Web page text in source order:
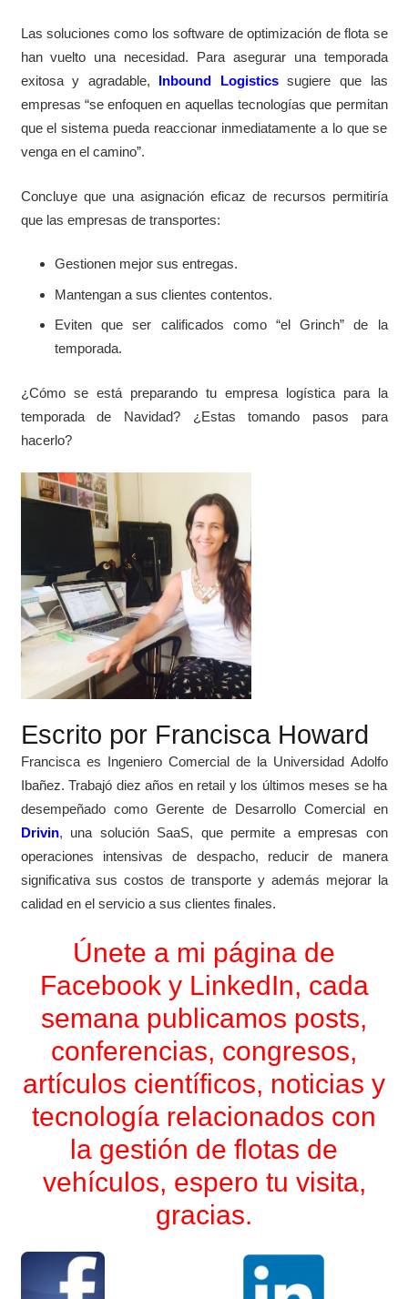
Las soluciones como los software de optimización de flota se
han vuelto una necesidad. Para asegurar una temporada
exitosa y agradable, Inbound Logisticssugiere que las
empresas “se enfoquen en aquellas tecnologías que permitan
que el sistema pueda reaccionar inmediatamente a lo que se
venga en el camino”.
Concluye que una asignación eficaz de recursos permitiría
que las empresas de transportes:
Gestionen mejor sus entregas.
Mantengan a sus clientes contentos.
Eviten que ser calificados como “el Grinch” de la
temporada.
¿Cómo se está preparando tu empresa logística para la
temporada de Navidad? ¿Estas tomando pasos para
hacerlo?
Escrito por Francisca Howard
Francisca es Ingeniero Comercial de la Universidad Adolfo
Ibañez. Trabajó diez años en retail y los últimos meses se ha
desempeñado como Gerente de Desarrollo Comercial en
Drivin, una solución SaaS, que permite a empresas con
operaciones intensivas de despacho, reducir de manera
significativa sus costos de transporte y además mejorar la
calidad en el servicio a sus clientes finales.
Únete a mi página de
Facebook y LinkedIn, cada
semana publicamos posts,
conferencias, congresos,
artículos científicos, noticias y
tecnología relacionados con
la gestión de flotas de
vehículos, espero tu visita,
gracias.